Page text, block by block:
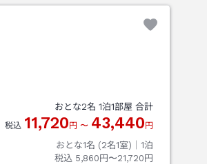
おとな2名 1泊1部屋 合計
税込 11,720 円 〜 43,440 円
おとな1名 (2名1室)｜ 1泊
税込 5,860円〜21,720円